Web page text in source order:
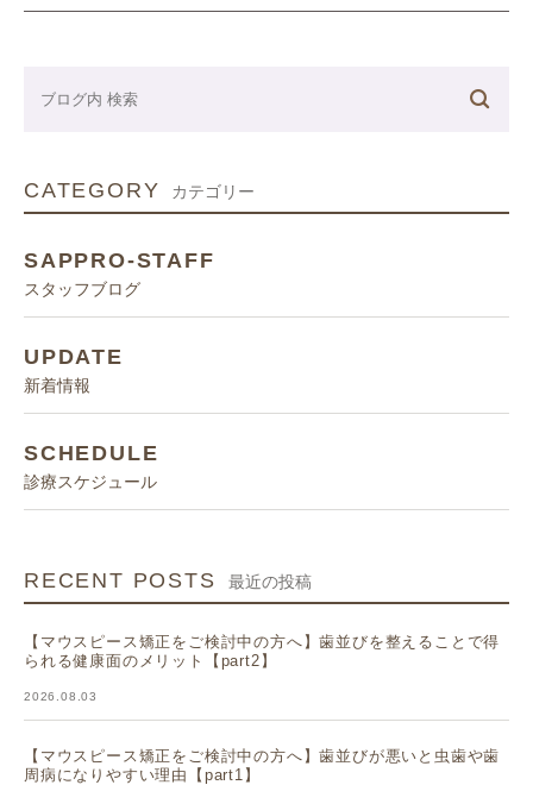
CATEGORY カテゴリー
SAPPRO-STAFF
スタッフブログ
UPDATE
新着情報
SCHEDULE
診療スケジュール
RECENT POSTS 最近の投稿
【マウスピース矯正をご検討中の方へ】歯並びを整えることで得
られる健康面のメリット【part2】
2026.08.03
【マウスピース矯正をご検討中の方へ】歯並びが悪いと虫歯や歯
周病になりやすい理由【part1】